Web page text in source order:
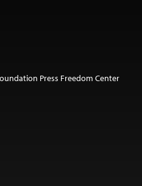
Press Freedom Center